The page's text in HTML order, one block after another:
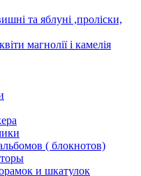
та яблуні ,проліски,
магнолії і камелія
( блокнотов)
и шкатулок